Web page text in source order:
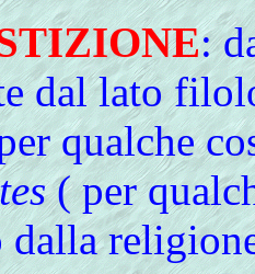
:
dal lato
qualche
( per
dalla